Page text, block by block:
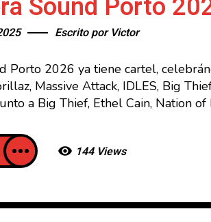
Sound Porto
Escrito por Victor
Porto 2026 ya tiene cartel,
Massive Attack, IDLES, Big
a Big Thief, Ethel Cain, Nation of
144 Views